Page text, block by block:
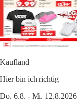
Kaufland
Hier bin ich richtig
Do. 6.8. - Mi. 12.8.2026